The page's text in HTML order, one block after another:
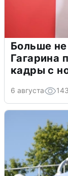
Больше
Гагарина
кадры с
6 августа 143